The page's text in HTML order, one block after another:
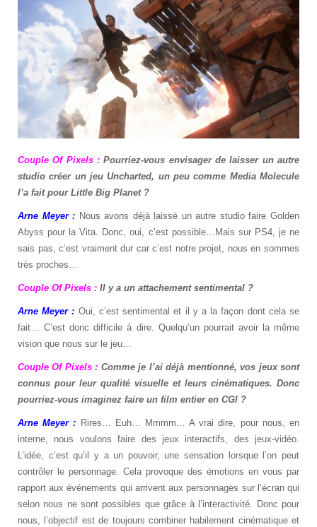
Couple Of Pixels :Pourriez-vous envisager de laisser un autre
studio créer un jeu Uncharted, un peu comme Media Molecule
l’a fait pour Little Big Planet ?
Arne Meyer : Nous avons déjà laissé un autre studio faire Golden
Abyss pour la Vita. Donc, oui, c’est possible…Mais sur PS4, je ne
sais pas, c’est vraiment dur car c’est notre projet, nous en sommes
très proches…
Couple Of Pixels : Il y a un attachement sentimental ?
Arne Meyer : Oui, c’est sentimental et il y a la façon dont cela se
fait… C’est donc difficile à dire. Quelqu’un pourrait avoir la même
vision que nous sur le jeu…
Couple Of Pixels : Comme je l’ai déjà mentionné, vos jeux sont
connus pour leur qualité visuelle et leurs cinématiques. Donc
pourriez-vous imaginez faire un film entier en CGI ?
Arne Meyer : Rires… Euh… Mmmm… A vrai dire, pour nous, en
interne, nous voulons faire des jeux interactifs, des jeux-vidéo.
L’idée, c’est qu’il y a un pouvoir, une sensation lorsque l’on peut
contrôler le personnage. Cela provoque des émotions en vous par
rapport aux événements qui arrivent aux personnages sur l’écran qui
selon nous ne sont possibles que grâce à l’interactivité. Donc pour
nous, l’objectif est de toujours combiner habilement cinématique et